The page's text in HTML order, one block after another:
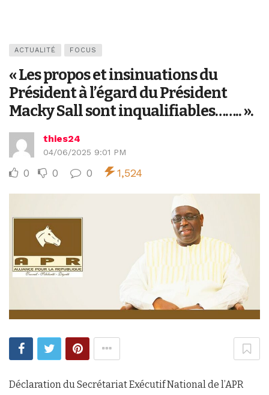
ACTUALITÉ FOCUS
« Les propos et insinuations du
Président à l’égard du Président
Macky Sall sont inqualifiables…….. ».
thies24
04/06/2025 9:01 PM
0 0 0 1,524
Déclaration du Secrétariat Exécutif National de l’APR